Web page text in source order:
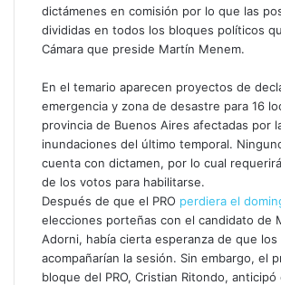
dictámenes en comisión por lo que las
divididas en todos los bloques políticos
Cámara que preside Martín Menem.
En el temario aparecen proyectos de
emergencia y zona de desastre para 16
provincia de Buenos Aires afectadas por
inundaciones del último temporal.
cuenta con dictamen, por lo cual
de los votos para habilitarse.
Después de que el PRO perdiera el
elecciones porteñas con el candidato de
Adorni, había cierta esperanza de que los
acompañarían la sesión. Sin embargo, el
bloque del PRO, Cristian Ritondo,